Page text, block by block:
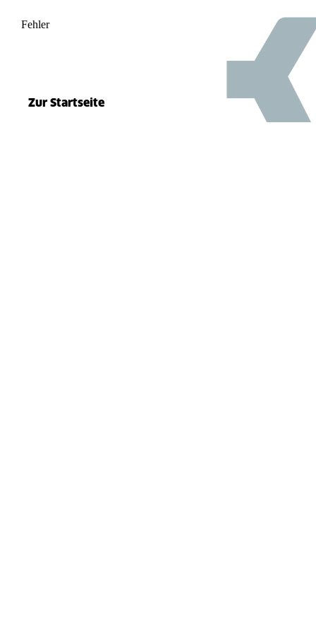
Fehler 500
Zur Startseite